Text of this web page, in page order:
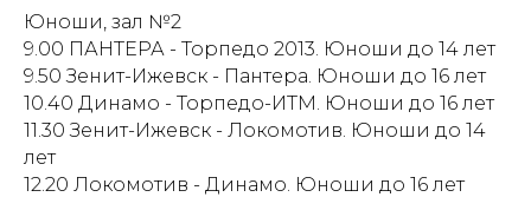
Юноши, зал №2
9.00 ПАНТЕРА - Торпедо 2013. Юноши до 14 лет
9.50 Зенит-Ижевск - Пантера. Юноши до 16 лет
10.40 Динамо - Торпедо-ИТМ. Юноши до 16 лет
11.30 Зенит-Ижевск - Локомотив. Юноши до 14
лет
12.20 Локомотив - Динамо. Юноши до 16 лет